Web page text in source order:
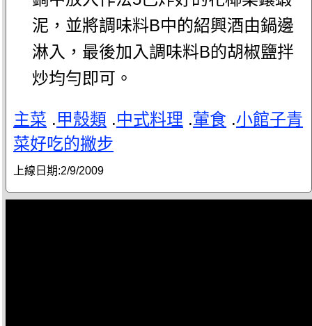
泥，並將調味料B中的紹興酒由鍋邊
淋入，最後加入調味料B的胡椒鹽拌
炒均勻即可。
主菜 .甲殼類 .中式料理 .葷食 .小館子青
菜好吃的撇步
上線日期:2/9/2009